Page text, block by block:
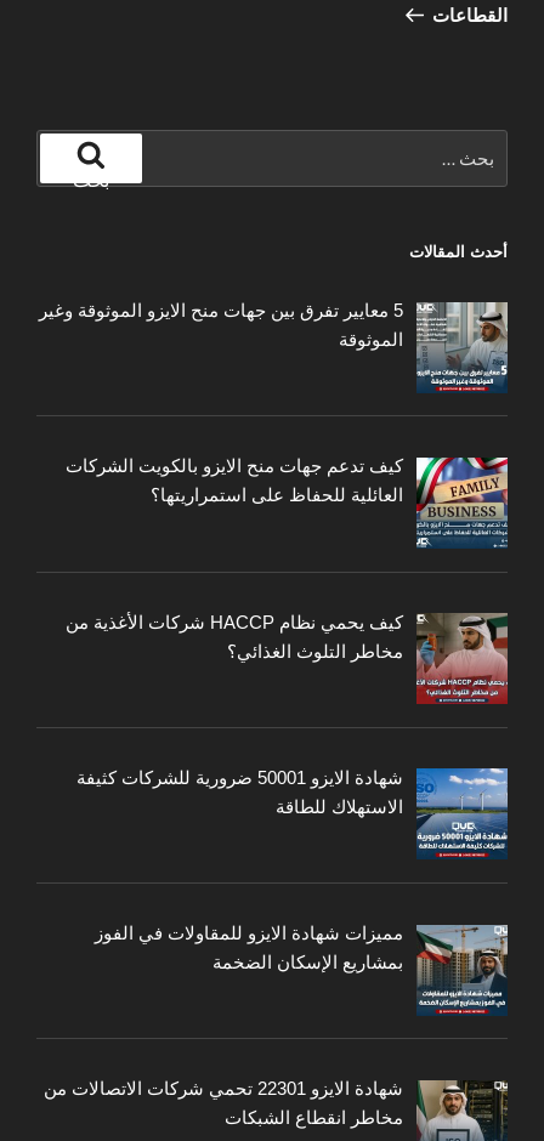
القطاعات
عن:
بحث
أحدث المقالات
5 معايير تفرق بين جهات منح الايزو الموثوقة وغير
الموثوقة
كيف تدعم جهات منح الايزو بالكويت الشركات
العائلية للحفاظ على استمراريتها؟
كيف يحمي نظام HACCP شركات الأغذية من
مخاطر التلوث الغذائي؟
شهادة الايزو 50001 ضرورية للشركات كثيفة
الاستهلاك للطاقة
مميزات شهادة الايزو للمقاولات في الفوز
بمشاريع الإسكان الضخمة
شهادة الايزو 22301 تحمي شركات الاتصالات من
مخاطر انقطاع الشبكات